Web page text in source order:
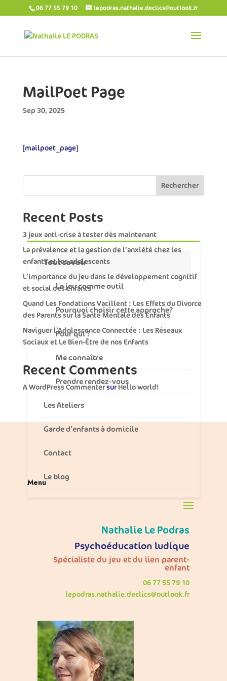
06 77 55 79 10 lepodras.nathalie.declics@outlook.fr
MailPoet Page
Sep 30, 2025
[mailpoet_page]
Rechercher
Recent Posts
3 jeux anti-crise à tester dès maintenant
La prévalence et la gestion de l’anxiété chez les
enfants et les adolescents
L’importance du jeu dans le développement cognitif
et social des enfants
Quand Les Fondations Vacillent : Les Effets du Divorce
des Parents sur la Santé Mentale des Enfants
Naviguer l’Adolescence Connectée : Les Réseaux
Sociaux et Le Bien-Être de nos Enfants
Recent Comments
A WordPress CommentersurHello world!
Menu
Tout savoir
Le jeu comme outil
Pourquoi choisir cette approche?
Pour qui ?
Me connaître
Prendre rendez-vous
Les Ateliers
Garde d’enfants à domicile
Contact
Le blog
Nathalie Le Podras
Psychoéducation ludique
Spécialiste du jeu et du lien parent-
enfant
06 77 55 79 10
lepodras.nathalie.declics@outlook.fr